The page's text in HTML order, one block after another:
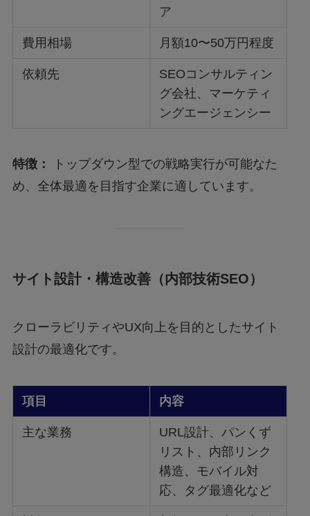
ア
費用相場 月額10〜50万円程度
依頼先
SEOコンサルティン
グ会社、マーケティ
ングエージェンシー
特徴：
トップダウン型での戦略実行が可能なた
め、全体最適を目指す企業に適しています。
サイト設計・構造改善（内部技術SEO）
クローラビリティやUX向上を目的としたサイト
設計の最適化です。
項目 内容
主な業務
URL設計、パンくず
リスト、内部リンク
構造、モバイル対
応、タグ最適化など